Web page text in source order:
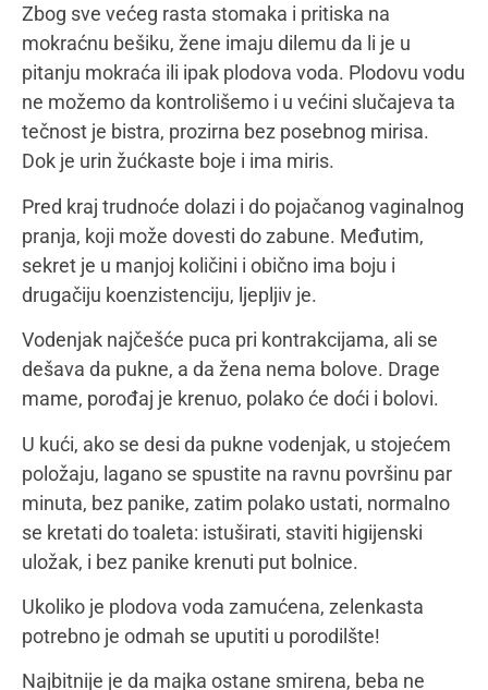
Zbog sve većeg rasta stomaka i pritiska na
mokraćnu bešiku, žene imaju dilemu da li je u
pitanju mokraća ili ipak plodova voda. Plodovu vodu
ne možemo da kontrolišemo i u većini slučajeva ta
tečnost je bistra, prozirna bez posebnog mirisa.
Dok je urin žućkaste boje i ima miris.
Pred kraj trudnoće dolazi i do pojačanog vaginalnog
pranja, koji može dovesti do zabune. Međutim,
sekret je u manjoj količini i obično ima boju i
drugačiju koenzistenciju, ljepljiv je.
Vodenjak najčešće puca pri kontrakcijama, ali se
dešava da pukne, a da žena nema bolove. Drage
mame, porođaj je krenuo, polako će doći i bolovi.
U kući, ako se desi da pukne vodenjak, u stojećem
položaju, lagano se spustite na ravnu površinu par
minuta, bez panike, zatim polako ustati, normalno
se kretati do toaleta: istuširati, staviti higijenski
uložak, i bez panike krenuti put bolnice.
Ukoliko je plodova voda zamućena, zelenkasta
potrebno je odmah se uputiti u porodilšte!
Najbitnije je da majka ostane smirena, beba ne